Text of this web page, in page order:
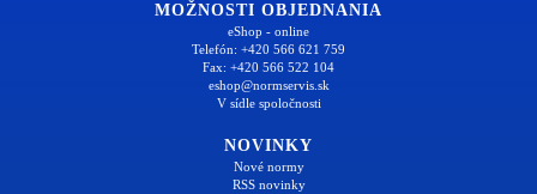
MOŽNOSTI OBJEDNANIA
eShop - online
Telefón: +420 566 621 759
Fax: +420 566 522 104
eshop@normservis.sk
V sídle spoločnosti
NOVINKY
Nové normy
RSS novinky